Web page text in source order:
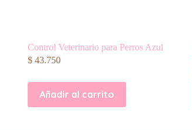
Control Veterinario para Perros Azul
$43.750
Añadir al carrito